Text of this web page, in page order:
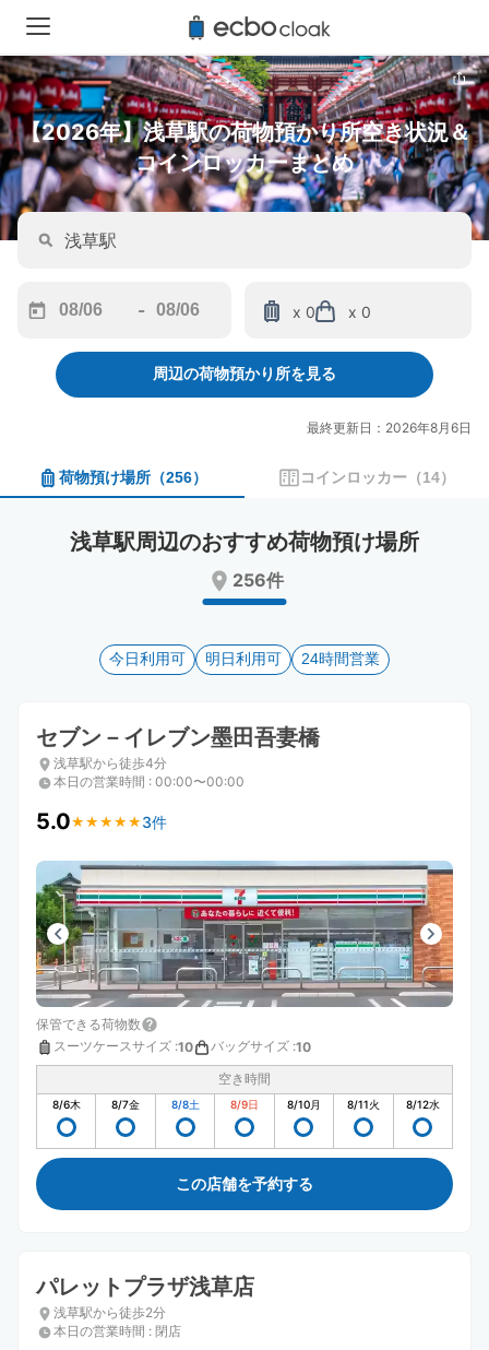
【2026年】浅草駅の荷物預かり所空き状況＆
コインロッカーまとめ
forward
interact
calendar
and
date.
the
keyboard
shortcuts
for
changing
dates.
-
backward
to
interact
and
a
date.
mark
key
the
keyboard
shortcuts
for
changing
dates.
x 0 x 0
周辺の荷物預かり所を見る
最終更新日：2026年8月6日
荷物預け場所 （256） コインロッカー （14）
浅草駅周辺のおすすめ荷物預け場所
256件
今日利用可 明日利用可 24時間営業
セブン－イレブン墨田吾妻橋
浅草駅から徒歩4分
本日の営業時間 : 00:00〜00:00
5.0★ ★ ★ ★ ★
★ ★ ★ ★ ★ 3件
保管できる荷物数
スーツケースサイズ :10 バッグサイズ :10
空き時間
8/6木 8/7金 8/8土 8/9日 8/10月 8/11火 8/12水
この店舗を予約する
パレットプラザ浅草店
浅草駅から徒歩2分
本日の営業時間 : 閉店